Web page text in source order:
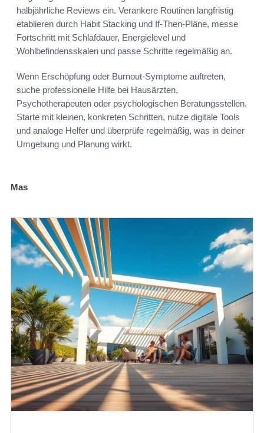
halbjährliche Reviews ein. Verankere Routinen langfristig
etablieren durch Habit Stacking und If-Then-Pläne, messe
Fortschritt mit Schlafdauer, Energielevel und
Wohlbefindensskalen und passe Schritte regelmäßig an.
Wenn Erschöpfung oder Burnout-Symptome auftreten,
suche professionelle Hilfe bei Hausärzten,
Psychotherapeuten oder psychologischen Beratungsstellen.
Starte mit kleinen, konkreten Schritten, nutze digitale Tools
und analoge Helfer und überprüfe regelmäßig, was in deiner
Umgebung und Planung wirkt.
Mas